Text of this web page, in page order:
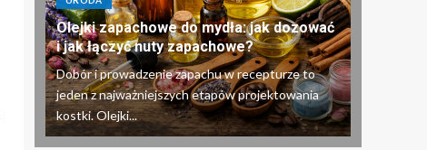
Olejki zapachowe do mydła: jak dozować
i jak łączyć nuty zapachowe?
Dobór i prowadzenie zapachu w recepturze to
jeden z najważniejszych etapów projektowania
kostki. Olejki...